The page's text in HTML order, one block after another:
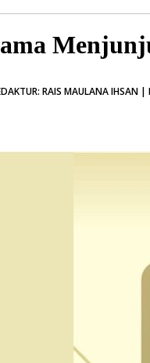
RAIS MAULANA IHSAN